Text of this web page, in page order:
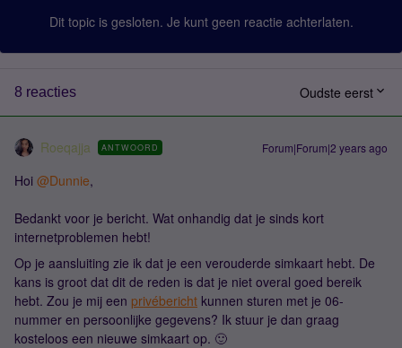
Dit topic is gesloten. Je kunt geen reactie achterlaten.
8 reacties Oudste eerst
Roeqajja ANTWOORD Forum|Forum|2 years ago
Hoi @Dunnie,
Bedankt voor je bericht. Wat onhandig dat je sinds kort
internetproblemen hebt!
Op je aansluiting zie ik dat je een verouderde simkaart hebt. De
kans is groot dat dit de reden is dat je niet overal goed bereik
hebt. Zou je mij een privébericht kunnen sturen met je 06-
nummer en persoonlijke gegevens? Ik stuur je dan graag
kosteloos een nieuwe simkaart op. 🙂